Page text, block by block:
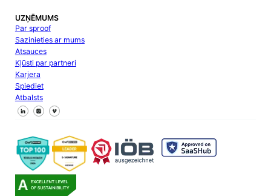
UZŅĒMUMS
Par sproof
Sazinieties ar mums
Atsauces
Kļūsti par partneri
Karjera
Spiediet
Atbalsts
Sekojiet mums Facebook
Sekojiet mums X
Sekojiet mums LinkedIn